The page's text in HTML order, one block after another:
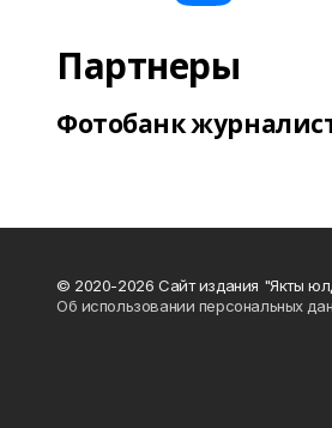
Партнеры
Фотобанк
© 2020-2026 Сайт издания "Якты
Об использовании персональных